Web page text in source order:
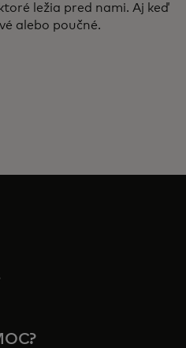
ležia pred nami. Aj keď
alebo poučné.